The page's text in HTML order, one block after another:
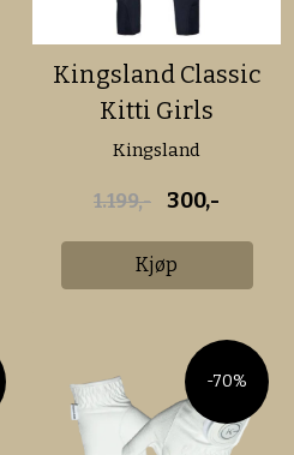
Kingsland Classic
Kitti Girls
Breeches K-Grip
Kingsland
1.199,- 300,-
Kjøp
-70%